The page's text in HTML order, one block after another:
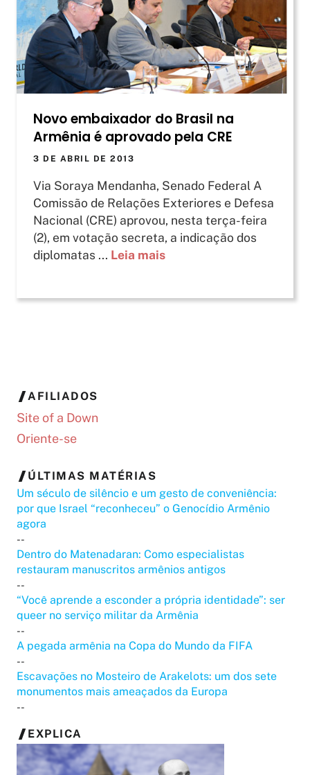
Novo embaixador do Brasil na
Armênia é aprovado pela CRE
3 DE ABRIL DE 2013
Via Soraya Mendanha, Senado Federal A
Comissão de Relações Exteriores e Defesa
Nacional (CRE) aprovou, nesta terça-feira
(2), em votação secreta, a indicação dos
diplomatas ... Leia mais
AFILIADOS
Site of a Down
Oriente-se
ÚLTIMAS MATÉRIAS
Um século de silêncio e um gesto de conveniência:
por que Israel “reconheceu” o Genocídio Armênio
agora
--
Dentro do Matenadaran: Como especialistas
restauram manuscritos armênios antigos
--
“Você aprende a esconder a própria identidade”: ser
queer no serviço militar da Armênia
--
A pegada armênia na Copa do Mundo da FIFA
--
Escavações no Mosteiro de Arakelots: um dos sete
monumentos mais ameaçados da Europa
--
EXPLICA